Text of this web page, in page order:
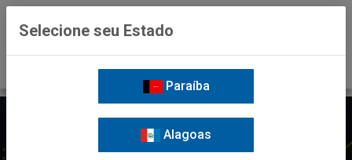
Selecione seu Estado
Paraíba
Alagoas